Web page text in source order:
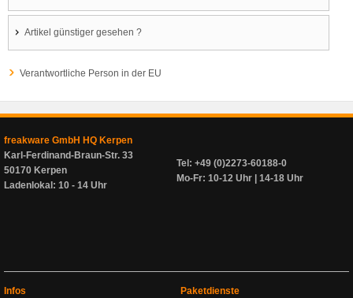
Artikel günstiger gesehen ?
Verantwortliche Person in der EU
freakware GmbH HQ Kerpen
Karl-Ferdinand-Braun-Str. 33
50170 Kerpen
Ladenlokal: 10 - 14 Uhr
Tel: +49 (0)2273-60188-0
Mo-Fr: 10-12 Uhr | 14-18 Uhr
Infos
Paketdienste